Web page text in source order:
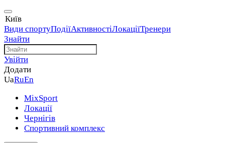
Київ
Види спортуПодіїАктивностіЛокаціїТренери
Знайти
Увійти
Додати
UaRuEn
MixSport
Локації
Чернігів
Спортивний комплекс